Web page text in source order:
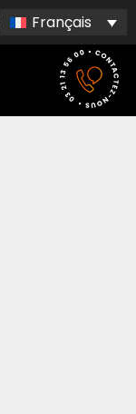
Français